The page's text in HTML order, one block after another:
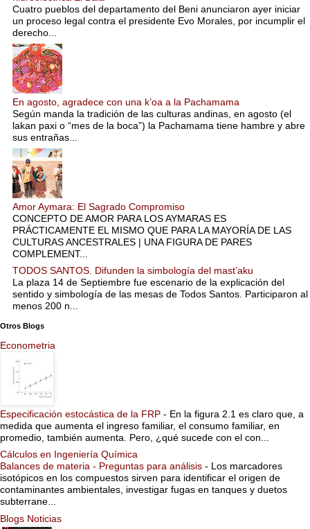
Cuatro pueblos del departamento del Beni anunciaron ayer iniciar
un proceso legal contra el presidente Evo Morales, por incumplir el
derecho...
En agosto, agradece con una k’oa a la Pachamama
Según manda la tradición de las culturas andinas, en agosto (el
lakan paxi o “mes de la boca”) la Pachamama tiene hambre y abre
sus entrañas...
Amor Aymara: El Sagrado Compromiso
CONCEPTO DE AMOR PARA LOS AYMARAS ES
PRÁCTICAMENTE EL MISMO QUE PARA LA MAYORÍA DE LAS
CULTURAS ANCESTRALES | UNA FIGURA DE PARES
COMPLEMENT...
TODOS SANTOS. Difunden la simbología del mast’aku
La plaza 14 de Septiembre fue escenario de la explicación del
sentido y simbología de las mesas de Todos Santos. Participaron al
menos 200 n...
Otros Blogs
Econometria
Especificación estocástica de la FRP - En la figura 2.1 es claro que, a
medida que aumenta el ingreso familiar, el consumo familiar, en
promedio, también aumenta. Pero, ¿qué sucede con el con...
Cálculos en Ingeniería Química
Balances de materia - Preguntas para análisis - Los marcadores
isotópicos en los compuestos sirven para identificar el origen de
contaminantes ambientales, investigar fugas en tanques y duetos
subterrane...
Blogs Noticias